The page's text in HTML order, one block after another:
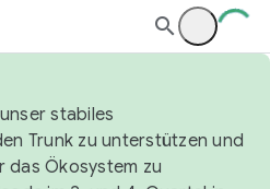
stabiles
Trunk zu unterstützen und
Ökosystem zu